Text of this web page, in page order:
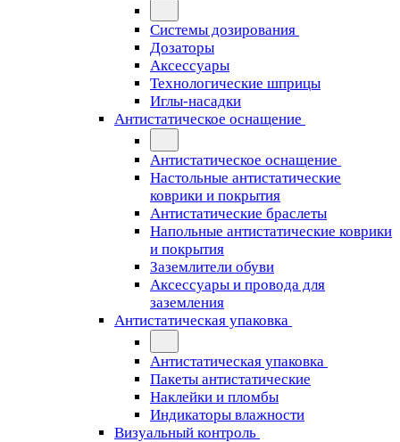
Системы дозирования
Дозаторы
Аксессуары
Технологические шприцы
Иглы-насадки
Антистатическое оснащение
Антистатическое оснащение
Настольные антистатические
коврики и покрытия
Антистатические браслеты
Напольные антистатические коврики
и покрытия
Заземлители обуви
Аксессуары и провода для
заземления
Антистатическая упаковка
Антистатическая упаковка
Пакеты антистатические
Наклейки и пломбы
Индикаторы влажности
Визуальный контроль